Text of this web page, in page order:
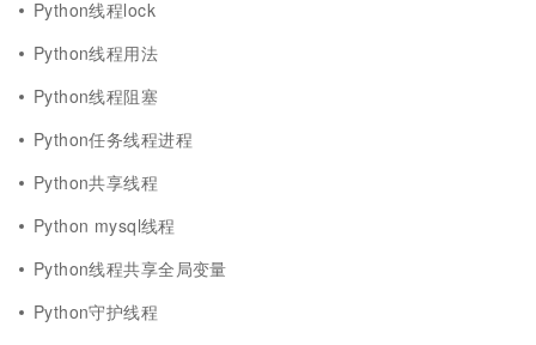
Python线程lock
Python线程用法
Python线程阻塞
Python任务线程进程
Python共享线程
Python mysql线程
Python线程共享全局变量
Python守护线程